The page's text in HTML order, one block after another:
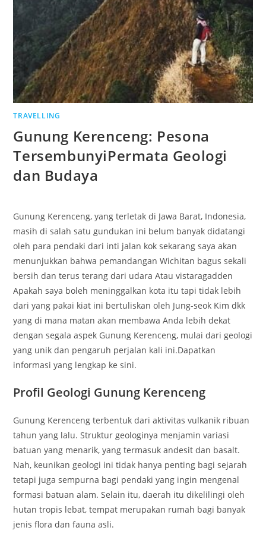
TRAVELLING
Gunung Kerenceng: Pesona
TersembunyiPermata Geologi
dan Budaya
Gunung Kerenceng, yang terletak di Jawa Barat, Indonesia,
masih di salah satu gundukan ini belum banyak didatangi
oleh para pendaki dari inti jalan kok sekarang saya akan
menunjukkan bahwa pemandangan Wichitan bagus sekali
bersih dan terus terang dari udara Atau vistaragadden
Apakah saya boleh meninggalkan kota itu tapi tidak lebih
dari yang pakai kiat ini bertuliskan oleh Jung-seok Kim dkk
yang di mana matan akan membawa Anda lebih dekat
dengan segala aspek Gunung Kerenceng, mulai dari geologi
yang unik dan pengaruh perjalan kali ini.Dapatkan
informasi yang lengkap ke sini.
Profil Geologi Gunung Kerenceng
Gunung Kerenceng terbentuk dari aktivitas vulkanik ribuan
tahun yang lalu. Struktur geologinya menjamin variasi
batuan yang menarik, yang termasuk andesit dan basalt.
Nah, keunikan geologi ini tidak hanya penting bagi sejarah
tetapi juga sempurna bagi pendaki yang ingin mengenal
formasi batuan alam. Selain itu, daerah itu dikelilingi oleh
hutan tropis lebat, tempat merupakan rumah bagi banyak
jenis flora dan fauna asli.